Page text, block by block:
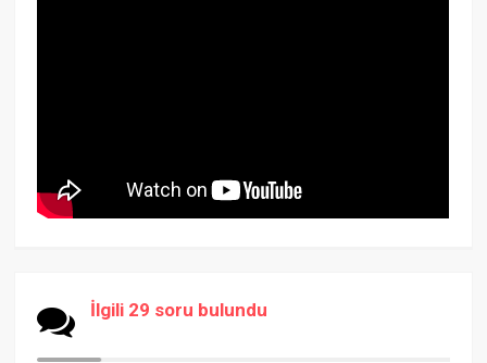
İlgili 29 soru bulundu